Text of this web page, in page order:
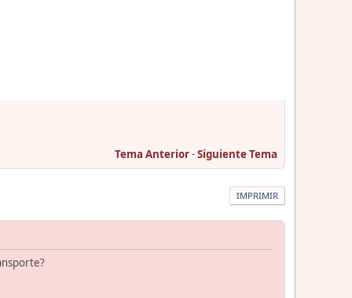
Tema Anterior-Siguiente Tema
IMPRIMIR